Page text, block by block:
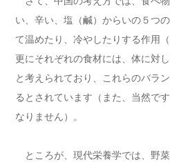
い、辛い、塩（鹹）からいの５つ
て温めたり、冷やしたりする作用
更にそれぞれの食材には、体に対
と考えられており、これらのバラ
るとされています（また、当然で
なりません）。
ところが、現代栄養学では、野